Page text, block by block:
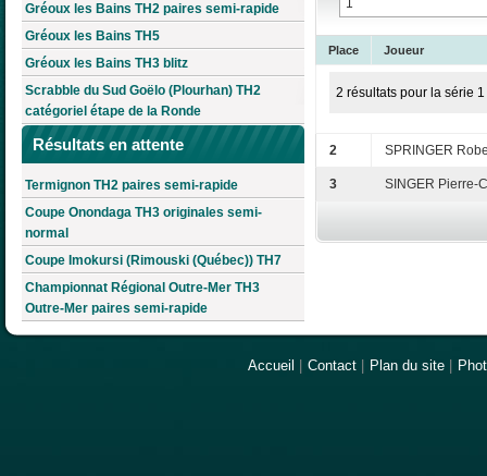
Gréoux les Bains TH2 paires semi-rapide
Gréoux les Bains TH5
Gréoux les Bains TH3 blitz
Scrabble du Sud Goëlo (Plourhan) TH2
catégoriel étape de la Ronde
Résultats en attente
Termignon TH2 paires semi-rapide
Coupe Onondaga TH3 originales semi-
normal
Coupe Imokursi (Rimouski (Québec)) TH7
Championnat Régional Outre-Mer TH3
Outre-Mer paires semi-rapide
Place Joueur
2 résultats pour la série 1
2 SPRINGER
3 SINGER Pierre-
Accueil Contact Plan du site